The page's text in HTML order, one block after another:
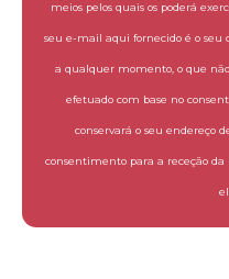
meios pelos quais os poderá
seu e-mail aqui fornecido é o seu
a qualquer momento, o que
efetuado com base no
conservará o seu endereço
consentimento para a receção